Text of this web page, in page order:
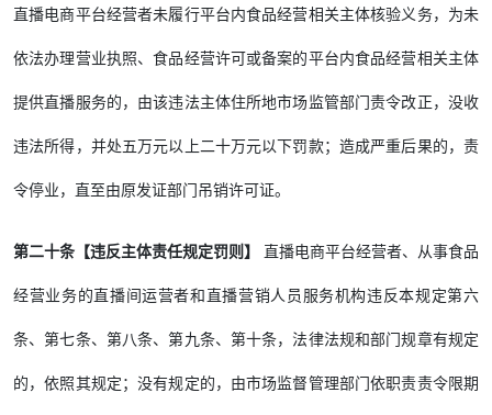
直播电商平台经营者未履行平台内食品经营相关主体核验义务，为未
依法办理营业执照、食品经营许可或备案的平台内食品经营相关主体
提供直播服务的，由该违法主体住所地市场监管部门责令改正，没收
违法所得，并处五万元以上二十万元以下罚款；造成严重后果的，责
令停业，直至由原发证部门吊销许可证。
第二十条【违反主体责任规定罚则】 直播电商平台经营者、从事食品
经营业务的直播间运营者和直播营销人员服务机构违反本规定第六
条、第七条、第八条、第九条、第十条，法律法规和部门规章有规定
的，依照其规定；没有规定的，由市场监督管理部门依职责责令限期